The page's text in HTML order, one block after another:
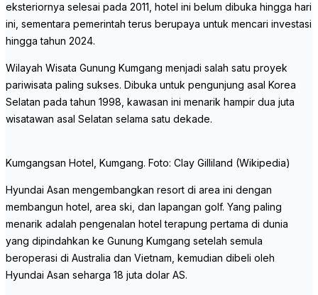
eksteriornya selesai pada 2011, hotel ini belum dibuka hingga hari
ini, sementara pemerintah terus berupaya untuk mencari investasi
hingga tahun 2024.
Wilayah Wisata Gunung Kumgang menjadi salah satu proyek
pariwisata paling sukses. Dibuka untuk pengunjung asal Korea
Selatan pada tahun 1998, kawasan ini menarik hampir dua juta
wisatawan asal Selatan selama satu dekade.
Kumgangsan Hotel, Kumgang. Foto: Clay Gilliland (Wikipedia)
Hyundai Asan mengembangkan resort di area ini dengan
membangun hotel, area ski, dan lapangan golf. Yang paling
menarik adalah pengenalan hotel terapung pertama di dunia
yang dipindahkan ke Gunung Kumgang setelah semula
beroperasi di Australia dan Vietnam, kemudian dibeli oleh
Hyundai Asan seharga 18 juta dolar AS.